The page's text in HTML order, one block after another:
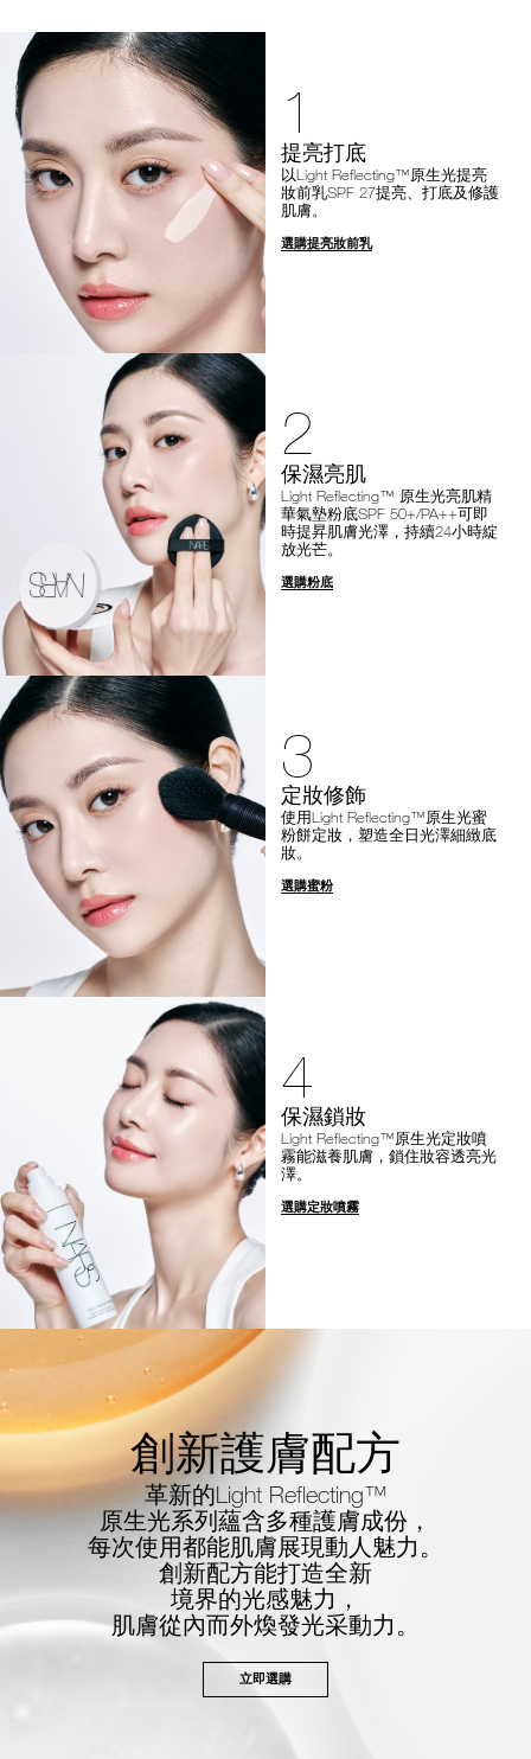
1
提亮打底
以Light Reflecting™原生光提亮
妝前乳SPF 27提亮、打底及修護
肌膚。
選購提亮妝前乳
2
保濕亮肌
Light Reflecting™ 原生光亮肌精
華氣墊粉底SPF 50+/PA++可即
時提昇肌膚光澤，持續24小時綻
放光芒。
選購粉底
3
定妝修飾
使用Light Reflecting™原生光蜜
粉餅定妝，塑造全日光澤細緻底
妝。
選購蜜粉
4
保濕鎖妝
Light Reflecting™原生光定妝噴
霧能滋養肌膚，鎖住妝容透亮光
澤。
選購定妝噴霧
創新護膚配方
革新的Light Reflecting™
原生光系列蘊含多種護膚成份，
每次使用都能肌膚展現動人魅力。
創新配方能打造全新
境界的光感魅力，
肌膚從內而外煥發光采動力。
立即選購